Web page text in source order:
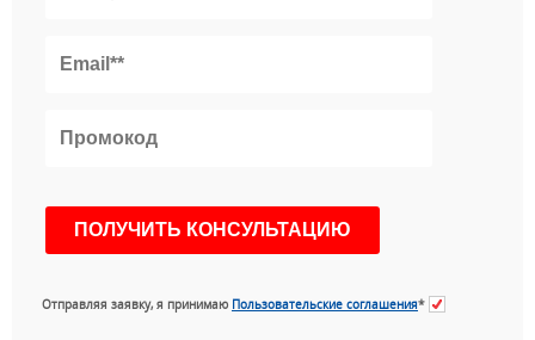
Отправляя заявку, я принимаю Пользовательские соглашения*